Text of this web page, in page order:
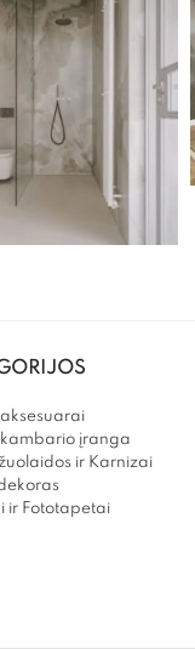
kambario įranga
ir Karnizai
ir Fototapetai